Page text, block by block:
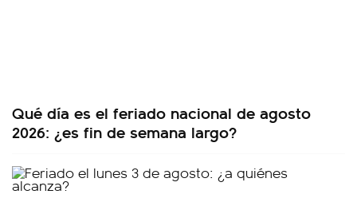
Qué día es el feriado nacional de agosto
2026: ¿es fin de semana largo?